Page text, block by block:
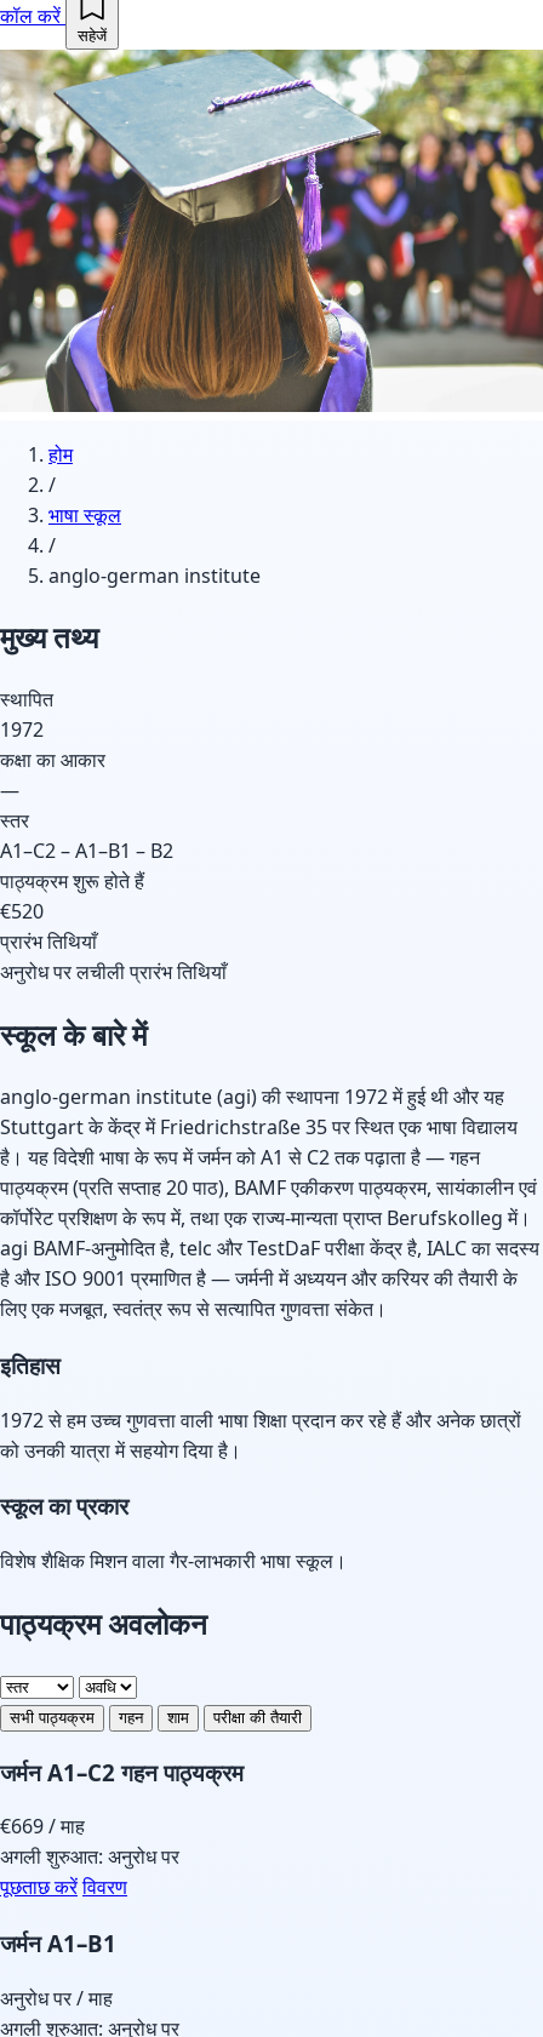
कॉल करें
सहेजें
होम
/
भाषा स्कूल
/
anglo-german institute
मुख्य तथ्य
स्थापित
1972
कक्षा का आकार
—
स्तर
A1–C2 – A1–B1 – B2
पाठ्यक्रम शुरू होते हैं
€520
प्रारंभ तिथियाँ
अनुरोध पर लचीली प्रारंभ तिथियाँ
स्कूल के बारे में
anglo-german institute (agi) की स्थापना 1972 में हुई थी और यह
Stuttgart के केंद्र में Friedrichstraße 35 पर स्थित एक भाषा विद्यालय
है। यह विदेशी भाषा के रूप में जर्मन को A1 से C2 तक पढ़ाता है — गहन
पाठ्यक्रम (प्रति सप्ताह 20 पाठ), BAMF एकीकरण पाठ्यक्रम, सायंकालीन एवं
कॉर्पोरेट प्रशिक्षण के रूप में, तथा एक राज्य-मान्यता प्राप्त Berufskolleg में।
agi BAMF-अनुमोदित है, telc और TestDaF परीक्षा केंद्र है, IALC का सदस्य
है और ISO 9001 प्रमाणित है — जर्मनी में अध्ययन और करियर की तैयारी के
लिए एक मजबूत, स्वतंत्र रूप से सत्यापित गुणवत्ता संकेत।
इतिहास
1972 से हम उच्च गुणवत्ता वाली भाषा शिक्षा प्रदान कर रहे हैं और अनेक छात्रों
को उनकी यात्रा में सहयोग दिया है।
स्कूल का प्रकार
विशेष शैक्षिक मिशन वाला गैर-लाभकारी भाषा स्कूल।
पाठ्यक्रम अवलोकन
सभी पाठ्यक्रम गहन शाम परीक्षा की तैयारी
जर्मन A1–C2 गहन पाठ्यक्रम
€669/ माह
अगली शुरुआत: अनुरोध पर
पूछताछ करेंविवरण
जर्मन A1–B1
अनुरोध पर/ माह
अगली शुरुआत: अनुरोध पर